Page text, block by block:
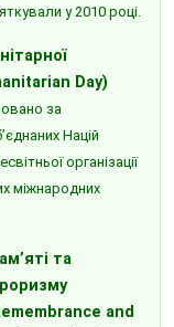
у 2010 році.
Day)
за
Націй
організації
міжнародних
та
and